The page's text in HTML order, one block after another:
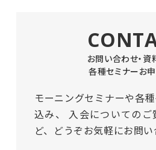
お問い合わせ・資
各種セミナーお
モーニングセミナーや各
込み、
入会についての
ど、どうぞお気軽にお問い